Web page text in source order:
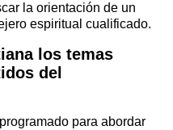
la orientación de un
espiritual cualificado.
los temas
del
para abordar